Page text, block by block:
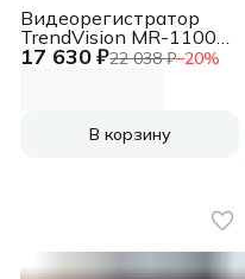
17 630 ₽22 038 ₽−20%
Видеорегистратор
TrendVision MR-1100
черный 2Mpix
В корзину